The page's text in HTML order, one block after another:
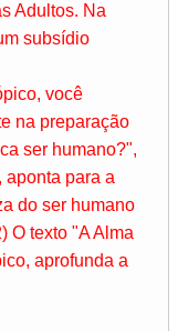
Adultos. Na
subsídio
você
na preparação
ser humano?",
aponta para a
do ser humano
O texto "A Alma
aprofunda a